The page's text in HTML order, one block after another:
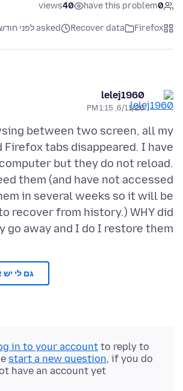
0
have this problem
40
views
Firefox
Recover data asked לפני חודש
lelej1960
6/11/26, 1:15 PM
between two screen, all my
Firefox tabs disappeared. I have
but they do not reload.
them (and have not accessed
in several weeks so it will be
recover from history.) WHY did
go away and I do I restore them?
גם לי יש
in to your accountto reply to
start a new question, if you do
have an account yet.